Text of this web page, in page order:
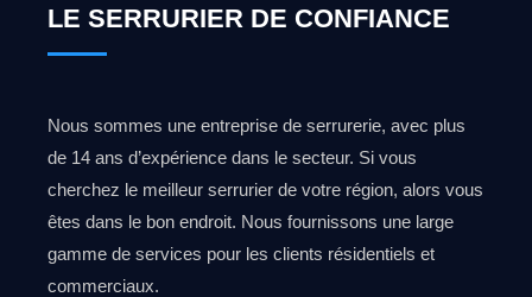
LE SERRURIER DE CONFIANCE
Nous sommes une entreprise de serrurerie, avec plus
de 14 ans d’expérience dans le secteur. Si vous
cherchez le meilleur serrurier de votre région, alors vous
êtes dans le bon endroit. Nous fournissons une large
gamme de services pour les clients résidentiels et
commerciaux.